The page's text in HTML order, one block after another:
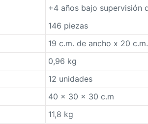
+4 años bajo supervisión
146 piezas
19 c.m. de ancho x 20
0,96 kg
12 unidades
40 x 30 x 30 c.m
11,8 kg